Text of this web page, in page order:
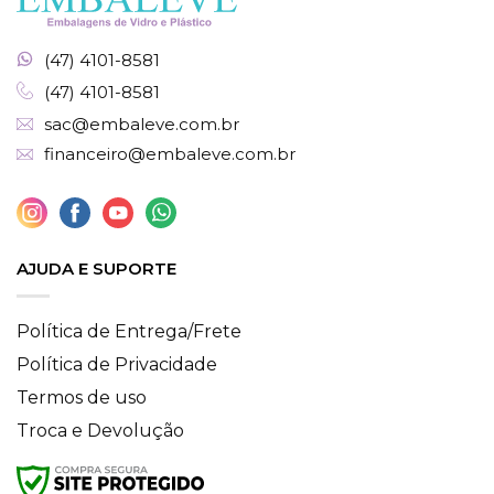
(47) 4101-8581
(47) 4101-8581
sac@embaleve.com.br
financeiro@embaleve.com.br
AJUDA E SUPORTE
Política de Entrega/Frete
Política de Privacidade
Termos de uso
Troca e Devolução